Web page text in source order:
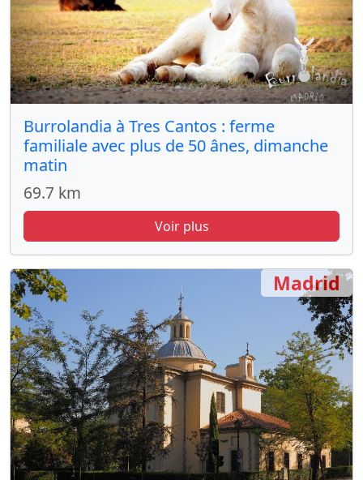
Burrolandia à Tres Cantos : ferme
familiale avec plus de 50 ânes, dimanche
matin
69.7 km
Voir plus
Madrid